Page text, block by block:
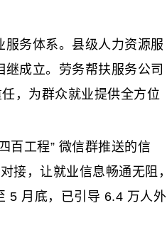
务体系。县级人力资源服
成立。劳务帮扶服务公司
，为群众就业提供全方位
工程” 微信群推送的信
接，让就业信息畅通无阻
5 月底，已引导 6.4 万人外